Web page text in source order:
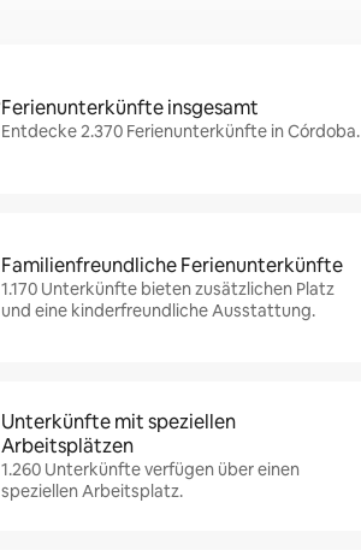
Ferienunterkünfte insgesamt
Entdecke 2.370 Ferienunterkünfte in Córdoba.
Familienfreundliche Ferienunterkünfte
1.170 Unterkünfte bieten zusätzlichen Platz
und eine kinderfreundliche Ausstattung.
Unterkünfte mit speziellen
Arbeitsplätzen
1.260 Unterkünfte verfügen über einen
speziellen Arbeitsplatz.